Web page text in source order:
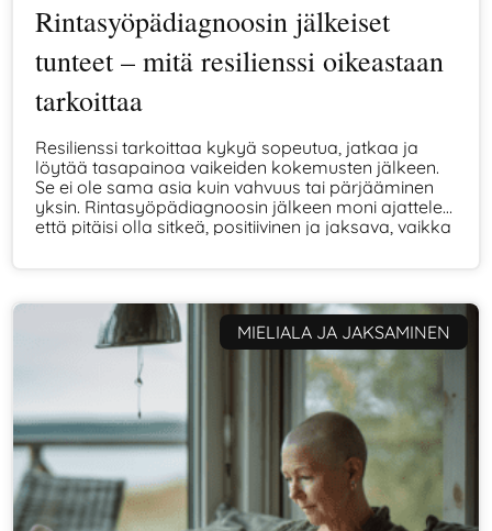
Rintasyöpädiagnoosin jälkeiset
tunteet – mitä resilienssi oikeastaan
tarkoittaa
Resilienssi tarkoittaa kykyä sopeutua, jatkaa ja
löytää tasapainoa vaikeiden kokemusten jälkeen.
Se ei ole sama asia kuin vahvuus tai pärjääminen
yksin. Rintasyöpädiagnoosin jälkeen moni ajattelee,
että pitäisi olla sitkeä, positiivinen ja jaksava, vaikka
ja miksi jokaisella on oma tapansa selvitä.
MIELIALA JA JAKSAMINEN